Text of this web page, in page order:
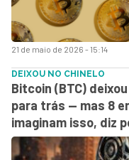
21 de maio de 2026 - 15:14
DEIXOU NO CHINELO
Bitcoin (BTC)
para trás — mas 8
imaginam isso, diz